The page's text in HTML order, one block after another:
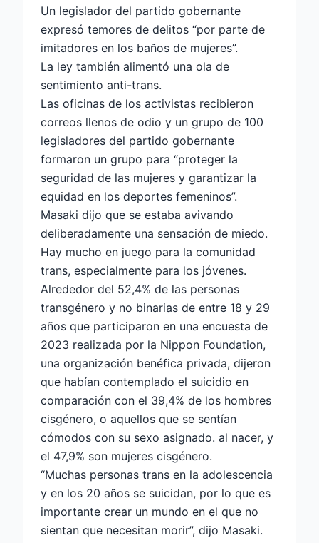
Un legislador del partido gobernante
expresó temores de delitos “por parte de
imitadores en los baños de mujeres”.
La ley también alimentó una ola de
sentimiento anti-trans.
Las oficinas de los activistas recibieron
correos llenos de odio y un grupo de 100
legisladores del partido gobernante
formaron un grupo para “proteger la
seguridad de las mujeres y garantizar la
equidad en los deportes femeninos”.
Masaki dijo que se estaba avivando
deliberadamente una sensación de miedo.
Hay mucho en juego para la comunidad
trans, especialmente para los jóvenes.
Alrededor del 52,4% de las personas
transgénero y no binarias de entre 18 y 29
años que participaron en una encuesta de
2023 realizada por la Nippon Foundation,
una organización benéfica privada, dijeron
que habían contemplado el suicidio en
comparación con el 39,4% de los hombres
cisgénero, o aquellos que se sentían
cómodos con su sexo asignado. al nacer, y
el 47,9% son mujeres cisgénero.
“Muchas personas trans en la adolescencia
y en los 20 años se suicidan, por lo que es
importante crear un mundo en el que no
sientan que necesitan morir”, dijo Masaki.